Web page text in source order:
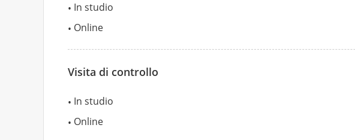
In studio
Online
Visita di controllo
In studio
Online